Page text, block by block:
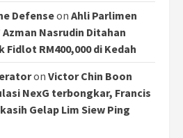
Defenseon Ahli Parlimen
Azman Nasrudin Ditahan
Fidlot RM400,000 di Kedah
on Victor Chin Boon
NexG terbongkar, Francis
Gelap Lim Siew Ping